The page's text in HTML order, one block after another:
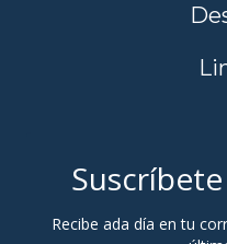
Recibe ada día en tu